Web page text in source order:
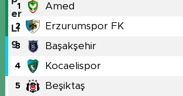
1 Amed
2 Erzurumspor FK
3 Başakşehir
4 Kocaelispor
5 Beşiktaş